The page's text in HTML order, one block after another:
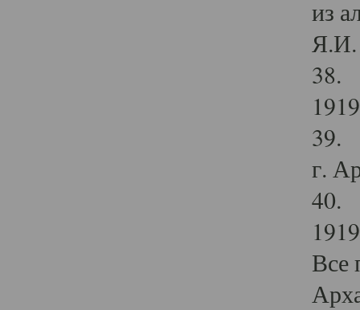
из
Я.И.
38.
39.
г.
40.
Все